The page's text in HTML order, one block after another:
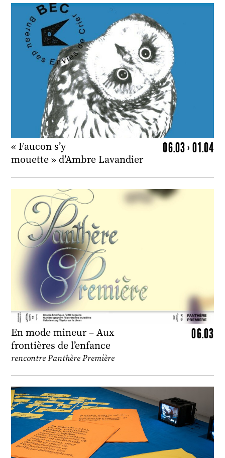
« Faucon s’y
mouette » d’Ambre Lavandier
06.03 > 01.04
En mode mineur – Aux
frontières de l’enfance
06.03
rencontre Panthère Première